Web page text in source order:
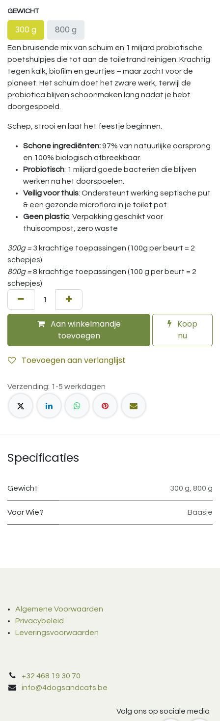
GEWICHT
300 g 800 g
Een bruisende mix van schuim en 1 miljard probiotische
poetshulpjes die tot aan de toiletrand reinigen. Krachtig
tegen kalk, biofilm en geurtjes – maar zacht voor de
planeet. Het schuim doet het zware werk, terwijl de
probiotica blijven schoonmaken lang nadat je hebt
doorgespoeld.
Schep, strooi en laat het feestje beginnen.
Schone ingrediënten:97% van natuurlijke oorsprong
en 100% biologisch afbreekbaar.
Probiotisch: 1 miljard goede bacteriën die blijven
werken na het doorspoelen.
Veilig voor thuis: Ondersteunt werking septische put
& een gezonde microflora in je toilet pot.
Geen plastic: Verpakking geschikt voor
thuiscompost, zero waste
300g =3 krachtige toepassingen (100g per beurt = 2
schepjes)
800g =8 krachtige toepassingen (100 g per beurt = 2
schepjes)
Aan winkelmandje
toevoegen
Koop
nu
Toevoegen aan verlanglijst
Verzending: 1-5 werkdagen
Specificaties
Gewicht 300 g, 800 g
Voor Wie? Baasje
Algemene Voorwaarden
Privacybeleid
Leveringsvoorwaarden
+32 468 19 30 70
info@4dogsandcats.be
Volg ons op sociale media